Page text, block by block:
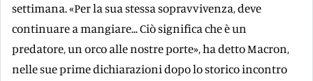
settimana. «Per la sua stessa sopravvivenza, deve
continuare a mangiare... Ciò significa che è un
predatore, un orco alle nostre porte», ha detto Macron,
nelle sue prime dichiarazioni dopo lo storico incontro